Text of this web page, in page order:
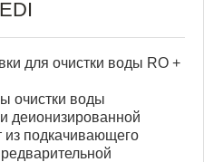
для очистки воды RO +
очистки воды
деионизированной
из подкачивающего